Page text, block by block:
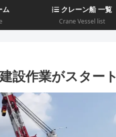
ム クレーン船 一覧
Crane Vessel list
設作業がスタート